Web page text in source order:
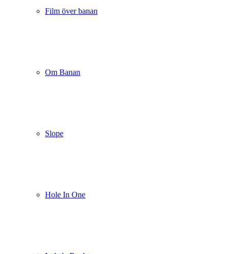
Film över banan
Om Banan
Slope
Hole In One